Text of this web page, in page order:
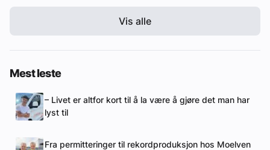
Vis alle
Mest leste
– Livet er altfor kort til å la være å gjøre det man har
lyst til
Fra permitteringer til rekordproduksjon hos Moelven